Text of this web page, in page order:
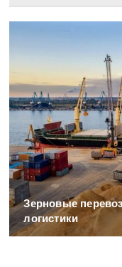
Зерновые
логистики